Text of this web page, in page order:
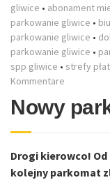
gliwice • abonament
parkowanie gliwice •
parkowanie gliwice •
parkowanie gliwice •
spp gliwice • strefy
Kommentare
Nowy
Drogi kierowco!
kolejny parkomat